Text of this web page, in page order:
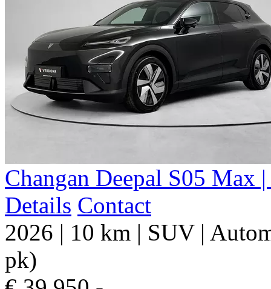
Changan Deepal S05 Max
Details Contact
2026 | 10 km | SUV|
pk)